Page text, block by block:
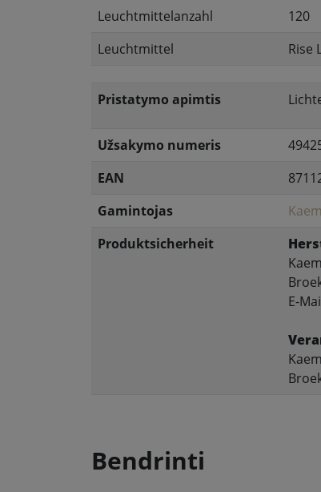
Leuchtmittelanzahl
120
Leuchtmittel
Rise
Pristatymo apimtis
Užsakymo numeris
EAN
Gamintojas
Produktsicherheit
E-
Bendrinti